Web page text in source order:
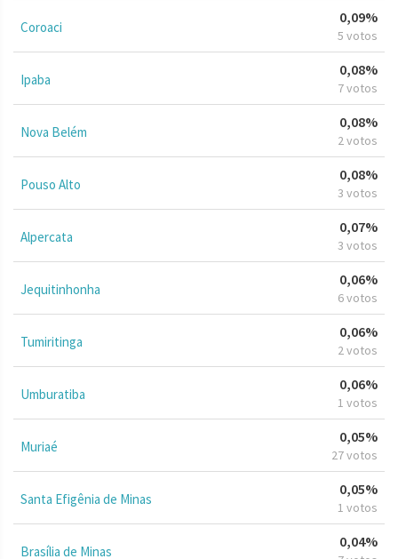
Coroaci
0,09%
5 votos
Ipaba
0,08%
7 votos
Nova Belém
0,08%
2 votos
Pouso Alto
0,08%
3 votos
Alpercata
0,07%
3 votos
Jequitinhonha
0,06%
6 votos
Tumiritinga
0,06%
2 votos
Umburatiba
0,06%
1 votos
Muriaé
0,05%
27 votos
Santa Efigênia de Minas
0,05%
1 votos
Brasília de Minas
0,04%